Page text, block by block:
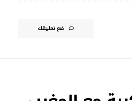
ضع تعليقك